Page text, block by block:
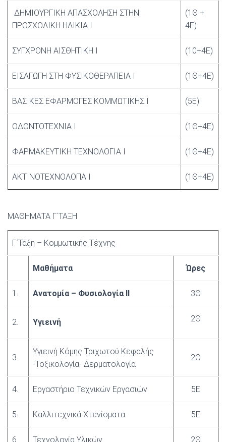
ΔΗΜΙΟΥΡΓΙΚΗ ΑΠΑΣΧΟΛΗΣΗ ΣΤΗΝ
ΠΡΟΣΧΟΛΙΚΗ ΗΛΙΚΙΑ Ι
(1Θ +
4Ε)
ΣΥΓΧΡΟΝΗ ΑΙΣΘΗΤΙΚΗ I (10+4E)
ΕΙΣΑΓΩΓΗ ΣΤΗ ΦΥΣΙΚΟΘΕΡΑΠΕΙΑ I (1Θ+4E)
ΒΑΣΙΚΕΣ ΕΦΑΡΜΟΓΕΣ ΚΟΜΜΩΤΙΚΗΣ I (5E)
ΟΔΟΝΤΟΤΕΧΝΙΑ I (1Θ+4E)
ΦΑΡΜΑΚΕΥΤΙΚΗ ΤΕΧΝΟΛΟΓΙΑ I (1Θ+4E)
ΑΚΤΙΝΟΤΕΧΝΟΛΟΠΑ Ι (1Θ+4Ε)
ΜΑΘΗΜΑΤΑ Γ΄ΤΑΞΗ
Γ΄Τάξη – Κομμωτικής Τέχνης
Μαθήματα Ώρες
1. Ανατομία – Φυσιολογία ΙΙ 3Θ
2. Υγιεινή 2Θ
3.
Υγιεινή Κόμης Τριχωτού Κεφαλής
-Τοξικολογία- Δερματολογία
2Θ
4. Εργαστήριο Τεχνικών Εργασιών 5Ε
5. Καλλιτεχνικά Χτενίσματα 5E
6. Τεχνολογία Υλικών 2Θ